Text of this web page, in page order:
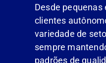
Desde
clientes
variedade de
sempre
padrões de